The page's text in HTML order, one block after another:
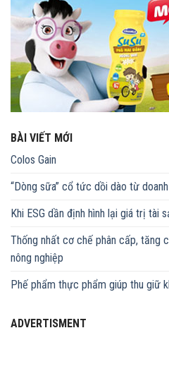
BÀI VIẾT MỚI
Colos Gain
“Dòng sữa” cổ tức dồi dào từ
Khi ESG dần định hình lại giá trị tài
Thống nhất cơ chế phân cấp, tăng
nông nghiệp
Phế phẩm thực phẩm giúp thu giữ
ADVERTISMENT